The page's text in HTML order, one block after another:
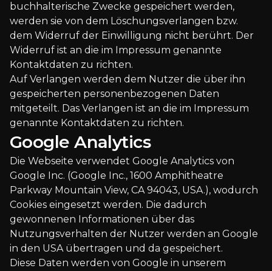
buchhalterische Zwecke gespeichert werden,
werden sie von dem Löschungsverlangen bzw.
dem Widerruf der Einwilligung nicht berührt. Der
Widerruf ist an die im Impressum genannte
Kontaktdaten zu richten.
Auf Verlangen werden dem Nutzer die über ihn
gespeicherten personenbezogenen Daten
mitgeteilt. Das Verlangen ist an die im Impressum
genannte Kontaktdaten zu richten.
Google Analytics
Die Webseite verwendet Google Analytics von
Google Inc. (Google Inc., 1600 Amphitheatre
Parkway Mountain View, CA 94043, USA.), wodurch
Cookies eingesetzt werden. Die dadurch
gewonnenen Informationen über das
Nutzungsverhalten der Nutzer werden an Google
in den USA übertragen und da gespeichert.
Diese Daten werden von Google in unserem